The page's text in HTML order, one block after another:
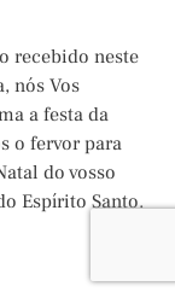
recebido neste
nós Vos
a festa da
o fervor para
do vosso
Espírito Santo.